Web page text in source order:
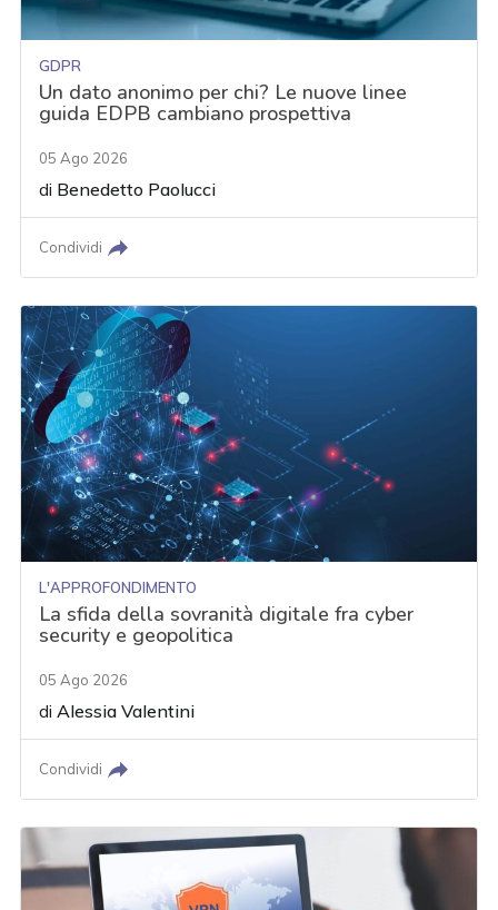
GDPR
Un dato anonimo per chi? Le nuove linee
guida EDPB cambiano prospettiva
05 Ago 2026
di Benedetto Paolucci
Condividi
L'APPROFONDIMENTO
La sfida della sovranità digitale fra cyber
security e geopolitica
05 Ago 2026
diAlessia Valentini
Condividi